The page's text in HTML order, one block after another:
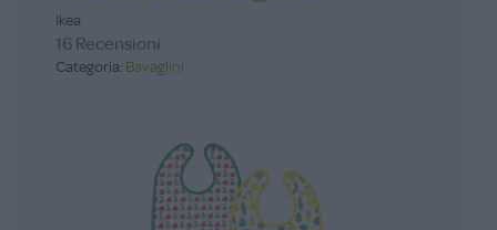
Ikea
16 Recensioni
Categoria: Bavaglini